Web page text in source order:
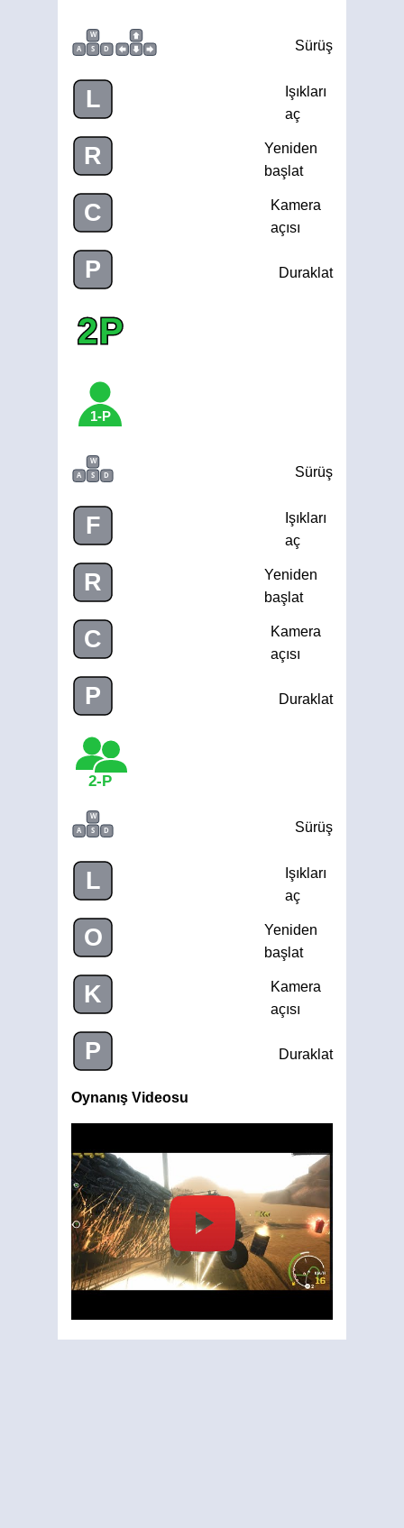
W
A
S D Sürüş
L
Işıkları
aç
R
Yeniden
başlat
C
Kamera
açısı
P Duraklat
2P
1-P
W
A
S D Sürüş
F
Işıkları
aç
R
Yeniden
başlat
C
Kamera
açısı
P Duraklat
2-P
W
A
S D Sürüş
L
Işıkları
aç
O
Yeniden
başlat
K
Kamera
açısı
P Duraklat
Oynanış Videosu